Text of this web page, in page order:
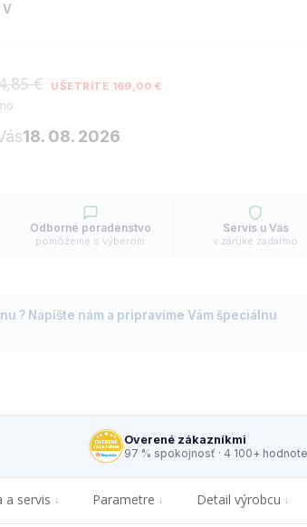
V
€ UŠETRÍTE 169,00 €
18. 08. 2026
Odborné poradenstvo
pomôžeme s výberom
Servis u Vás
v záruke zadarmo
? Napíšte nám a pripravíme Vám špeciálnu
Overené zákazníkmi
97 % spokojnosť · 4 100+
a servis Parametre Detail výrobcu